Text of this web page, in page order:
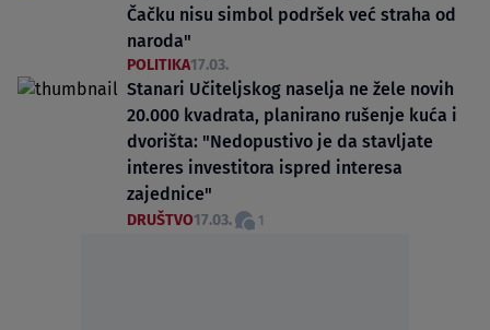
Čačku nisu simbol podršek već straha od
naroda"
POLITIKA17.03.
Stanari Učiteljskog naselja ne žele novih
20.000 kvadrata, planirano rušenje kuća i
dvorišta: "Nedopustivo je da stavljate
interes investitora ispred interesa
zajednice"
DRUŠTVO17.03. 1